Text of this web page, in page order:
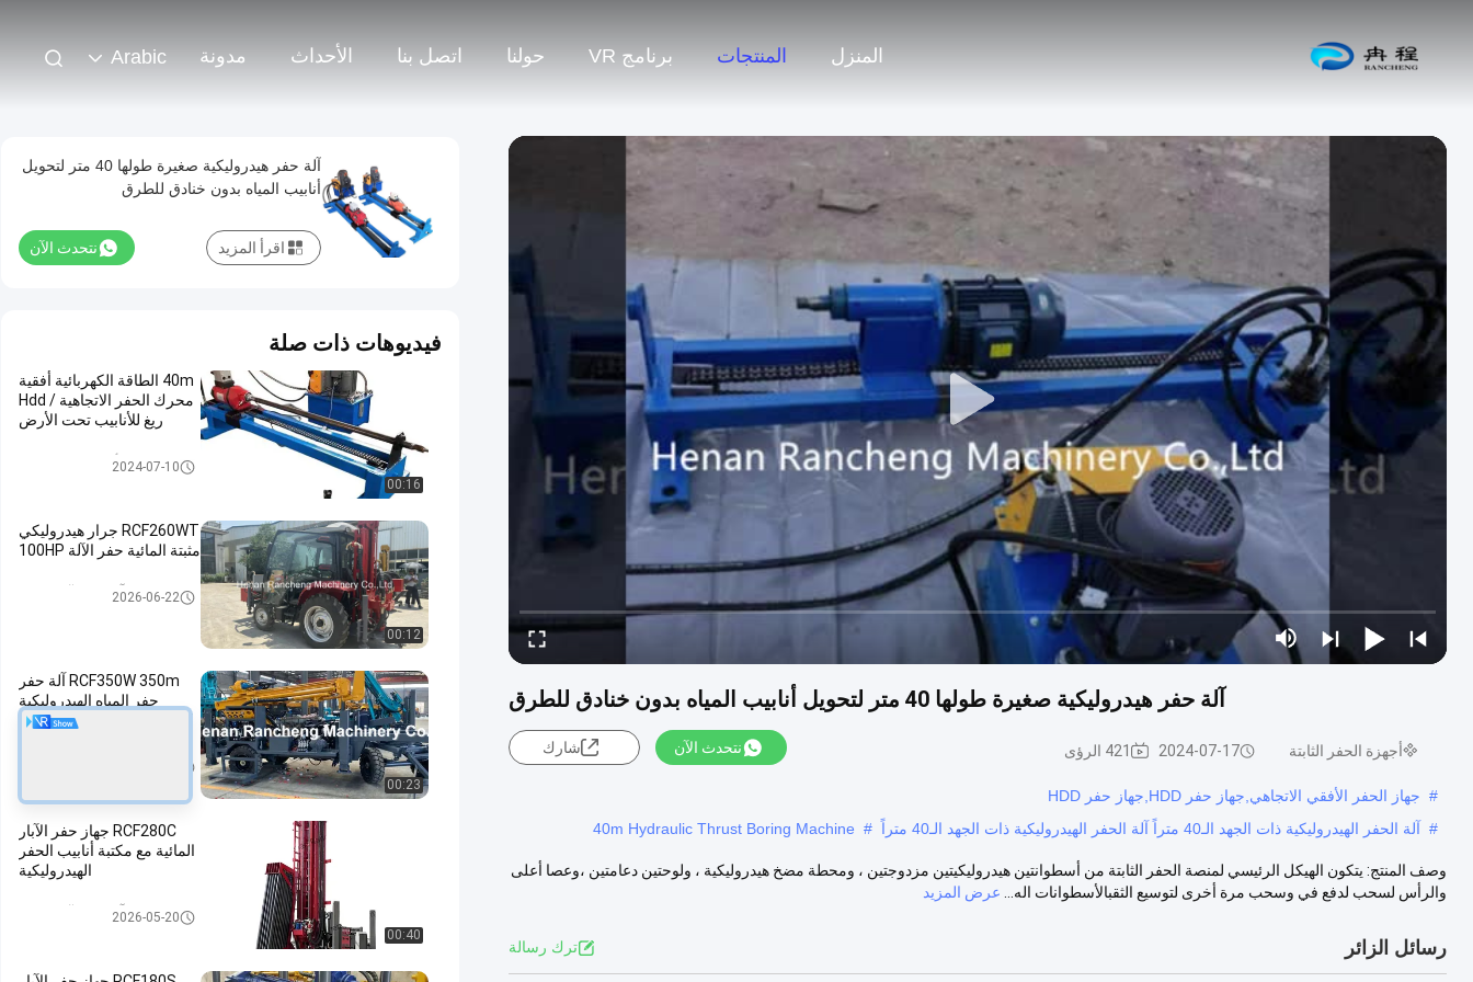
المنزل المنتجات برنامج VR حولنا اتصل بنا الأحداث مدونة Arabic
آلة حفر هيدروليكية صغيرة طولها 40 متر لتحويل أنابيب المياه بدون خنادق للطرق
أجهزة الحفر الثابتة 2024-07-17 421 الرؤى نتحدث الآن شارك
# جهاز الحفر الأفقي الاتجاهي,جهاز حفر HDD,جهاز حفر HDD
# آلة الحفر الهيدروليكية ذات الجهد الـ40 متراً آلة الحفر الهيدروليكية ذات الجهد الـ40 متراً #
40m Hydraulic Thrust Boring Machine
وصف المنتج: يتكون الهيكل الرئيسي لمنصة الحفر الثابتة من أسطوانتين هيدروليكيتين مزدوجتين ، ومحطة مضخ هيدروليكية ، ولوحتين دعامتين ،وعصا أعلى
والرأس لسحب لدفع في وسحب مرة أخرى لتوسيع الثقبالأسطوانات اله...
عرض المزيد
رسائل الزائر ترك رسالة
آلة حفر هيدروليكية صغيرة طولها 40 متر لتحويل
أنابيب المياه بدون خنادق للطرق
نتحدث الآن اقرأ المزيد
فيديوهات ذات صلة
00:16
40m الطاقة الكهربائية أفقية
محرك الحفر الاتجاهية / Hdd
ريغ للأنابيب تحت الأرض
أجهزة الحفر الثابتة2024-07-10
00:12
RCF260WT جرار هيدروليكي
مثبتة المائية حفر الآلة 100HP
آلة حفر الآبار المائية2026-06-22
00:23
RCF350W 350m آلة حفر
حفر المياه الهيدروليكية
لمشاريع الآبار المائية العميقة
00:40
RCF280C جهاز حفر الآبار
المائية مع مكتبة أنابيب الحفر
الهيدروليكية
آلة حفر الآبار المائية2026-05-20